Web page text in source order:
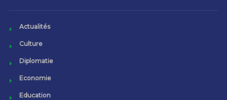
Actualités
Culture
Diplomatie
Economie
Education